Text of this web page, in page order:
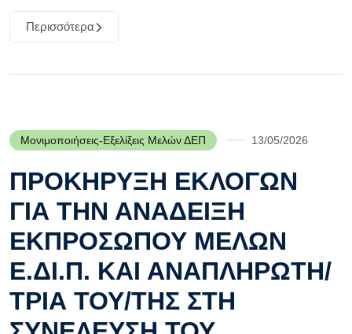
Περισσότερα
Μονιμοποιήσεις-Εξελίξεις Μελών ΔΕΠ 13/05/2026
ΠΡΟΚΗΡΥΞΗ ΕΚΛΟΓΩΝ
ΓΙΑ ΤΗΝ ΑΝΑΔΕΙΞΗ
ΕΚΠΡΟΣΩΠΟΥ ΜΕΛΩΝ
Ε.ΔΙ.Π. ΚΑΙ ΑΝΑΠΛΗΡΩΤΗ/
ΤΡΙΑ ΤΟΥ/ΤΗΣ ΣΤΗ